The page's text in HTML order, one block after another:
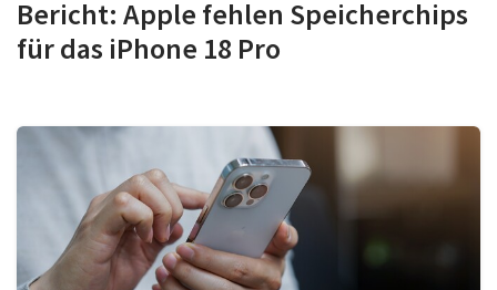
Bericht: Apple fehlen Speicherchips
für das iPhone 18 Pro